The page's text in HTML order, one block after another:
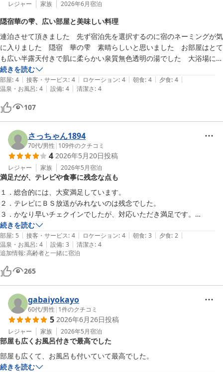
レジャー 家族 2026年6月宿泊
隠宿華の雫、広い部屋と美味しい料理
連泊させて頂きました　先ず宿泊先を選択するのに宿のネーミングが気
に入りました　隠宿　華の雫　素晴らしいと思いました　お部屋はとて
も広い半露天付きで肌に柔らかい泉質無色透明の湯でした　大浴場には
今回は入浴敢えてしませんでした。夕食は一品一品温かいフレンチ風の
コース料理　朝食は和風の料理(定番の温泉湯豆腐有り)　どれも地元又
季節感溢れる食材を使用した家庭では出せない味　とても最高な時間を
過ごすことが出来ました　又行きたいと思う御宿でした。
続きを読む
部屋: 4 | 接客・サービス: 4 | ロケーション: 4 | 朝食: 4 | 夕食: 4 |
温泉・お風呂: 4 | 設備: 4 | 清潔さ: 4
107
さっちゃん1894
70代/男性 | 109件のクチコミ
4 2026年5月20日投稿
レジャー 家族 2026年5月宿泊
満足だが、テレビや食事に残念な点も
１．総合的には、大変満足しています。
２．テレビにＢＳ放送がみれないのは残念でした。
３．かなり早いチェクインでしたが、対応いただき満足です。
４．夕食が、プランで見た内容と異なることが、やや不満かな。料理は
大変おいしく頂きました。
５．部屋のコーヒーが準備されていたのですが、砂糖、クリーム等が用
意されていなかった。
続きを読む
部屋: 5 | 接客・サービス: 4 | ロケーション: 4 | 朝食: 3 | 夕食: 2 |
温泉・お風呂: 4 | 設備: 3 | 清潔さ: 4
追加情報:高齢者と一緒に宿泊
265
gabaiyokayo
60代/男性 | 1件のクチコミ
5 2026年6月26日投稿
レジャー 家族 2026年5月宿泊
部屋も広くお風呂付きで最高でした
部屋も広くて、お風呂も付いていて最高でした。
続きを読む